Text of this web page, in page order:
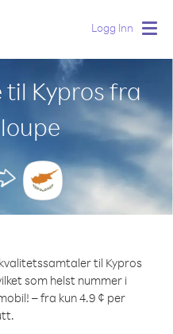
Logg Inn
Kypros fra
til Kypros
som helst nummer i
– fra kun 4.9 ¢ per